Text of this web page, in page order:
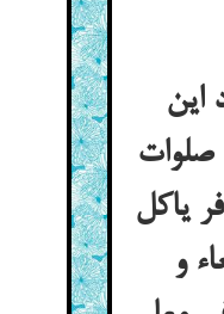
این
یاکل
و